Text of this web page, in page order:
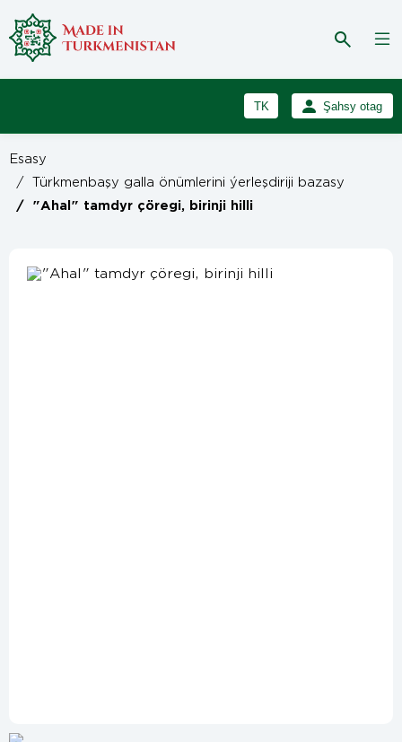
TK
RU
Şahsy otag
Esasy
/ Türkmenbaşy galla önümlerini ýerleşdiriji bazasy
/ "Ahal" tamdyr çöregi, birinji hilli